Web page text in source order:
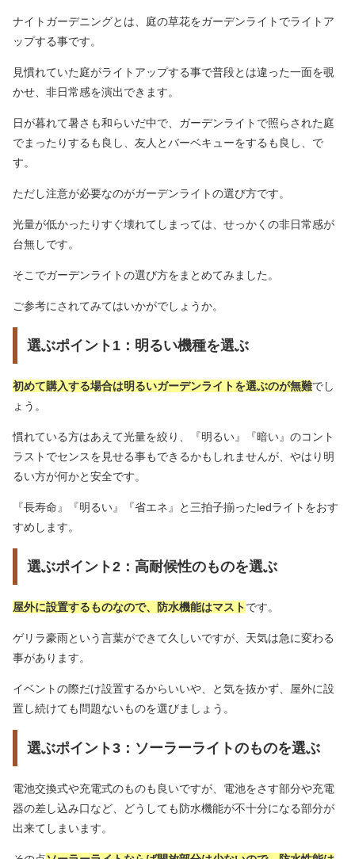
ナイトガーデニングとは、庭の草花をガーデンライトでライトア
ップする事です。
見慣れていた庭がライトアップする事で普段とは違った一面を覗
かせ、非日常感を演出できます。
日が暮れて暑さも和らいだ中で、ガーデンライトで照らされた庭
でまったりするも良し、友人とバーベキューをするも良し、で
す。
ただし注意が必要なのがガーデンライトの選び方です。
光量が低かったりすぐ壊れてしまっては、せっかくの非日常感が
台無しです。
そこでガーデンライトの選び方をまとめてみました。
ご参考にされてみてはいかがでしょうか。
選ぶポイント1：明るい機種を選ぶ
初めて購入する場合は明るいガーデンライトを選ぶのが無難でし
ょう。
慣れている方はあえて光量を絞り、『明るい』『暗い』のコント
ラストでセンスを見せる事もできるかもしれませんが、やはり明
るい方が何かと安全です。
『長寿命』『明るい』『省エネ』と三拍子揃ったledライトをおす
すめします。
選ぶポイント2：高耐候性のものを選ぶ
屋外に設置するものなので、防水機能はマストです。
ゲリラ豪雨という言葉ができて久しいですが、天気は急に変わる
事があります。
イベントの際だけ設置するからいいや、と気を抜かず、屋外に設
置し続けても問題ないものを選びましょう。
選ぶポイント3：ソーラーライトのものを選ぶ
電池交換式や充電式のものも良いですが、電池をさす部分や充電
器の差し込み口など、どうしても防水機能が不十分になる部分が
出来てしまいます。